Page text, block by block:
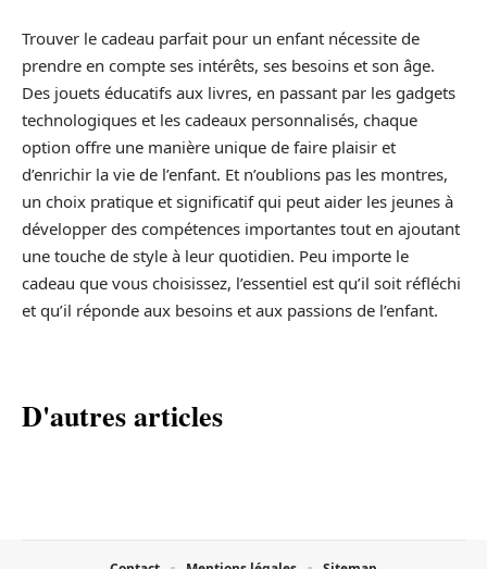
Trouver le cadeau parfait pour un enfant nécessite de
prendre en compte ses intérêts, ses besoins et son âge.
Des jouets éducatifs aux livres, en passant par les gadgets
technologiques et les cadeaux personnalisés, chaque
option offre une manière unique de faire plaisir et
d’enrichir la vie de l’enfant. Et n’oublions pas les montres,
un choix pratique et significatif qui peut aider les jeunes à
développer des compétences importantes tout en ajoutant
une touche de style à leur quotidien. Peu importe le
cadeau que vous choisissez, l’essentiel est qu’il soit réfléchi
et qu’il réponde aux besoins et aux passions de l’enfant.
D'autres articles